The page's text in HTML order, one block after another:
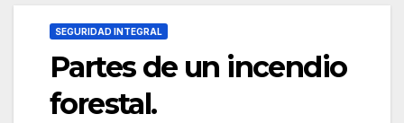
SEGURIDAD INTEGRAL
Partes de un incendio
forestal.